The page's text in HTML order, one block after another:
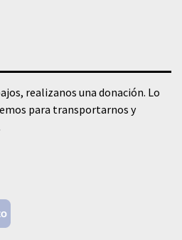
realizanos una donación. Lo
para transportarnos y